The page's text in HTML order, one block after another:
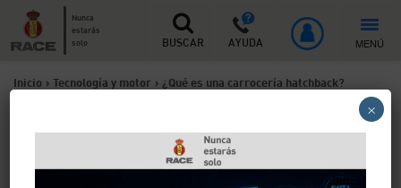
Nunca
estarás
solo
BUSCAR AYUDA MENÚ
Inicio > Tecnología y motor > ¿Qué es una carrocería hatchback?
×